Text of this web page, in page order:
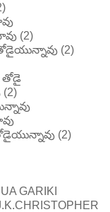
(2)
(2)
తోడై
(2)
GARIKI